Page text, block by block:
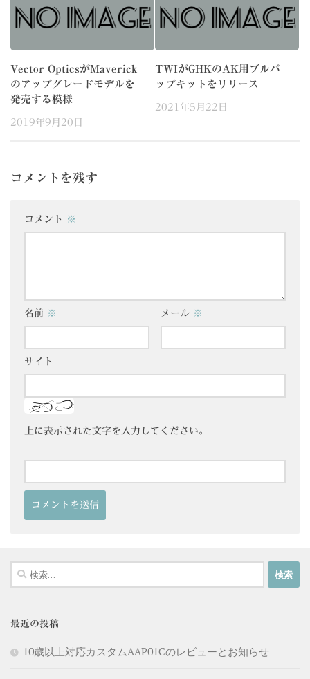
Vector OpticsがMaverick
のアップグレードモデルを
発売する模様
2019年9月20日
TWIがGHKのAK用ブルパ
ップキットをリリース
2021年5月22日
コメントを残す
コメント ※
名前 ※ メール ※
サイト
上に表示された文字を入力してください。
検
索:
最近の投稿
10歳以上対応カスタムAAP01Cのレビューとお知らせ